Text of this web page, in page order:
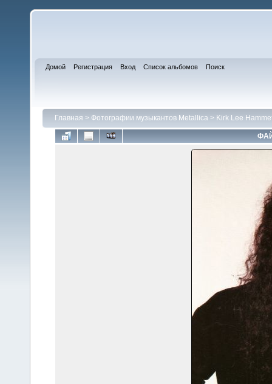
Домой Регистрация Вход Список альбомов Поиск
Главная > Фотографии музыкантов Metallica > Kirk Lee